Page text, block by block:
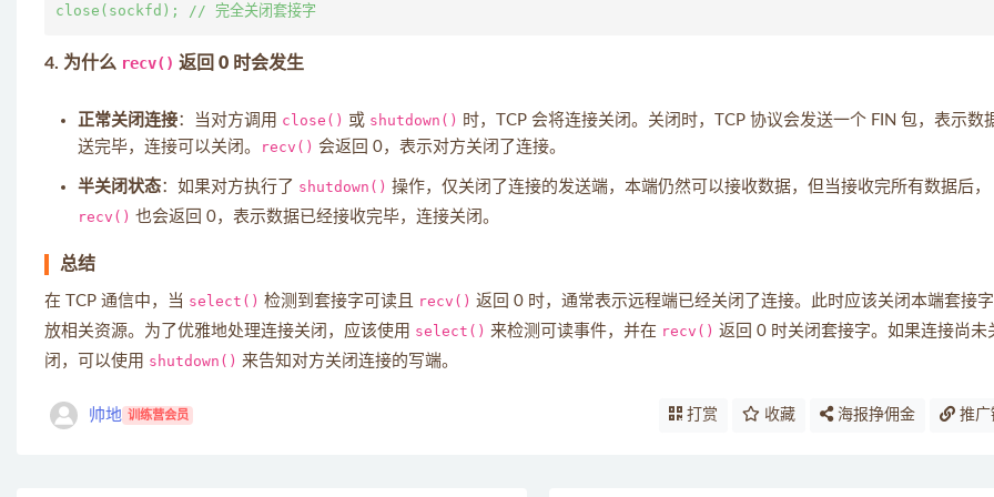
4. 为什么 recv() 返回 0 时会发生
正常关闭连接：当对方调用 close() 或 shutdown() 时，TCP 会将连接关闭。关闭时，TCP 协议会发送一个 FIN 包，表示数
送完毕，连接可以关闭。
recv() 会返回 0，表示对方关闭了连接。
半关闭状态：如果对方执行了 shutdown() 操作，仅关闭了连接的发送端，本端仍然可以接收数据，但当接收完所有数据后，
recv() 也会返回 0，表示数据已经接收完毕，连接关闭。
总结
在 TCP 通信中，当 select() 检测到套接字可读且 recv() 返回 0 时，通常表示远程端已经关闭了连接。此时应该关闭本端套接
放相关资源。为了优雅地处理连接关闭，应该使用 select() 来检测可读事件，并在 recv() 返回 0 时关闭套接字。如果连接尚未
闭，可以使用 shutdown() 来告知对方关闭连接的写端。
帅地 训练营会员 打赏 收藏 海报挣佣金 推广